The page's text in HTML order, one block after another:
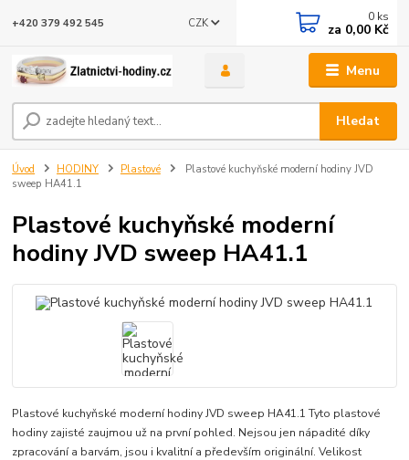
Menu
CZK
Hledat
+420 379 492 545 0 ks
za 0,00 Kč
Úvod HODINY Plastové
Plastové kuchyňské moderní hodiny JVD
sweep HA41.1
Plastové kuchyňské moderní
hodiny JVD sweep HA41.1
Plastové kuchyňské moderní hodiny JVD sweep HA41.1 Tyto plastové
hodiny zajisté zaujmou už na první pohled. Nejsou jen nápadité díky
zpracování a barvám, jsou i kvalitní a především originální. Velikost